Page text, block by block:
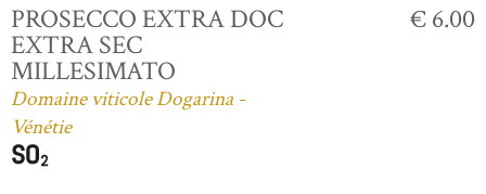
PROSECCO EXTRA DOC
EXTRA SEC
MILLESIMATO
Domaine viticole Dogarina -
Vénétie
€ 6.00